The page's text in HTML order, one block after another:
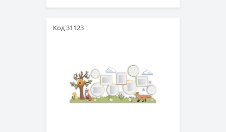
Код 31123